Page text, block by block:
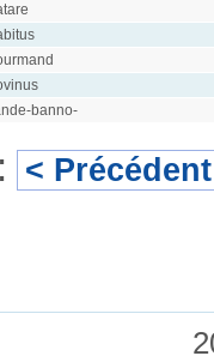
banno-
< Précédent